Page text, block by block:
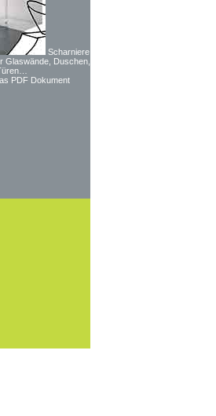
Scharniere
Glaswände, Duschen,
PDF Dokument